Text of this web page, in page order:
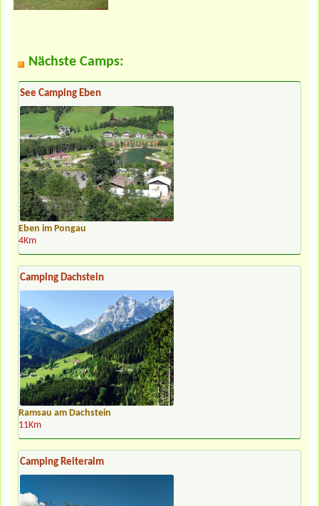
Nächste Camps:
See Camping Eben
Eben im Pongau
4Km
Camping Dachstein
Ramsau am Dachstein
11Km
Camping Reiteralm